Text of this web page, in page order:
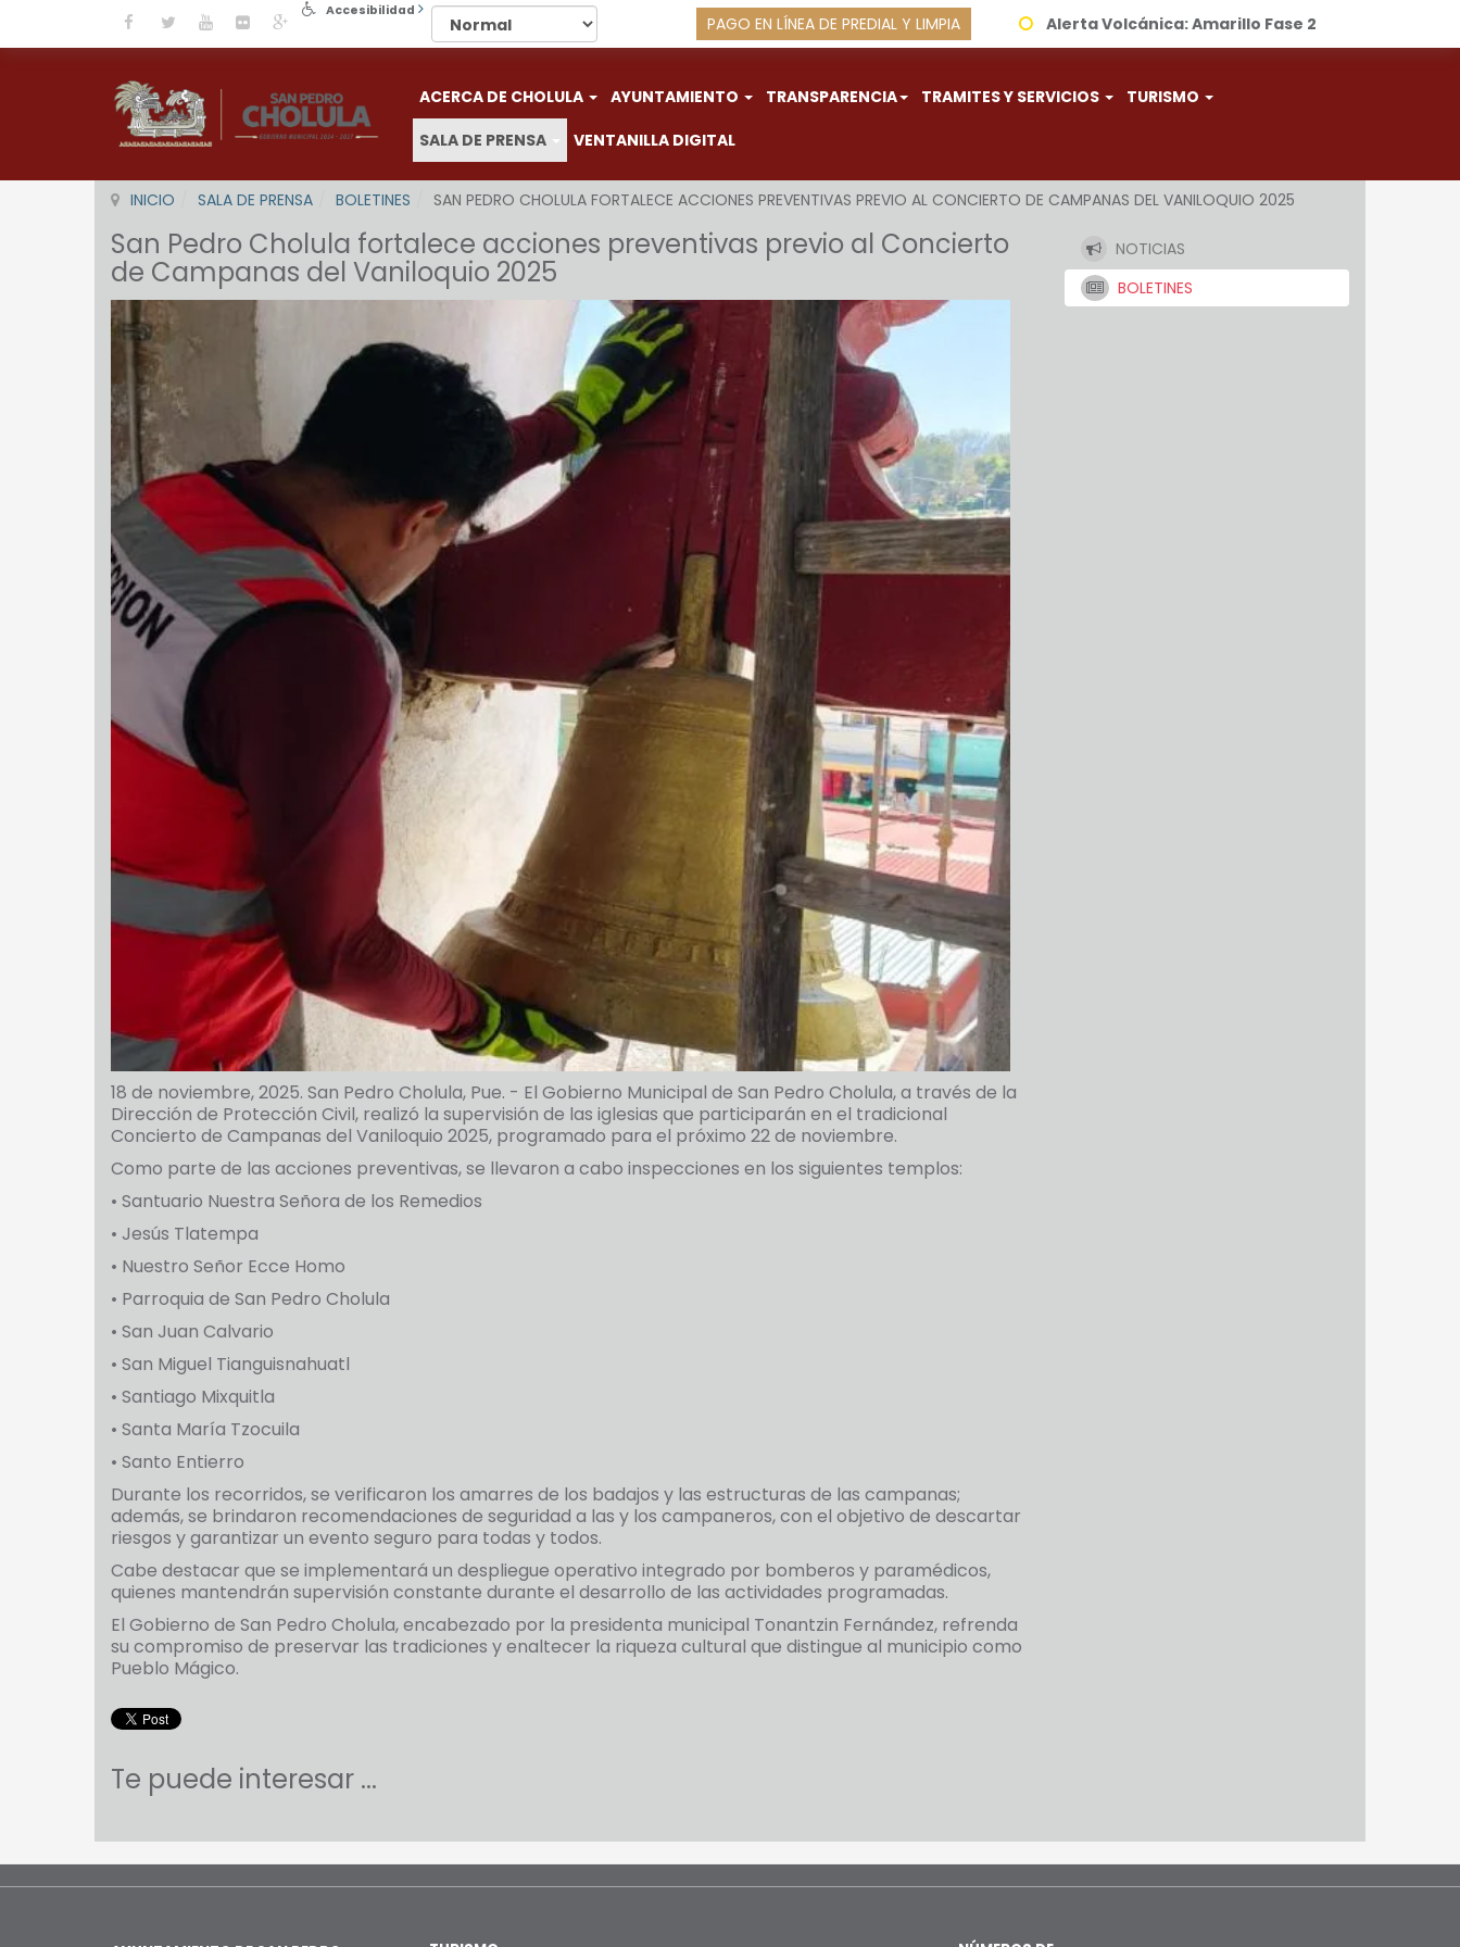
Accesibilidad
PAGO EN LÍNEA DE PREDIAL Y LIMPIA Alerta Volcánica:Amarillo Fase 2
ACERCA DE CHOLULA AYUNTAMIENTO TRANSPARENCIA TRAMITES Y SERVICIOS
TURISMO
SALA DE PRENSA
VENTANILLA DIGITAL
INICIO SALA DE PRENSA BOLETINES SAN PEDRO CHOLULA FORTALECE ACCIONES PREVENTIVAS PREVIO AL CONCIERTO DE CAMPANAS DEL VANILOQUIO 2025
San Pedro Cholula fortalece acciones preventivas previo al Concierto
de Campanas del Vaniloquio 2025
18 de noviembre, 2025. San Pedro Cholula, Pue. - El Gobierno Municipal de San Pedro Cholula, a través de la
Dirección de Protección Civil, realizó la supervisión de las iglesias que participarán en el tradicional
Concierto de Campanas del Vaniloquio 2025, programado para el próximo 22 de noviembre.
Como parte de las acciones preventivas, se llevaron a cabo inspecciones en los siguientes templos:
• Santuario Nuestra Señora de los Remedios
• Jesús Tlatempa
• Nuestro Señor Ecce Homo
• Parroquia de San Pedro Cholula
• San Juan Calvario
• San Miguel Tianguisnahuatl
• Santiago Mixquitla
• Santa María Tzocuila
• Santo Entierro
Durante los recorridos, se verificaron los amarres de los badajos y las estructuras de las campanas;
además, se brindaron recomendaciones de seguridad a las y los campaneros, con el objetivo de descartar
riesgos y garantizar un evento seguro para todas y todos.
Cabe destacar que se implementará un despliegue operativo integrado por bomberos y paramédicos,
quienes mantendrán supervisión constante durante el desarrollo de las actividades programadas.
El Gobierno de San Pedro Cholula, encabezado por la presidenta municipal Tonantzin Fernández, refrenda
su compromiso de preservar las tradiciones y enaltecer la riqueza cultural que distingue al municipio como
Pueblo Mágico.
Te puede interesar ...
NOTICIAS
BOLETINES